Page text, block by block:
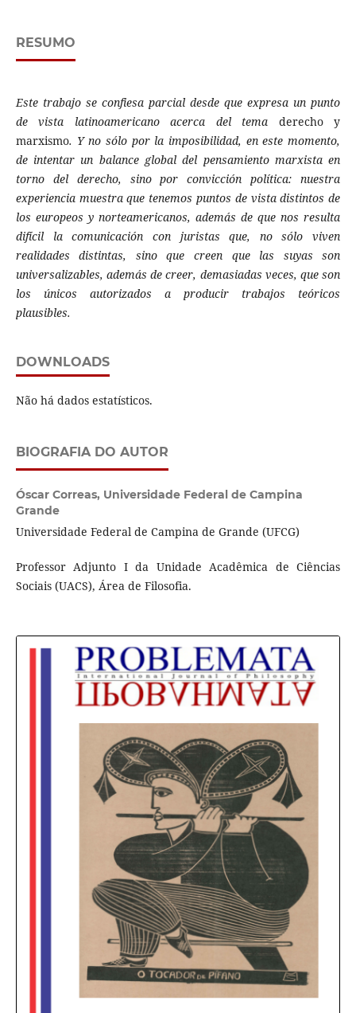
RESUMO
Este trabajo se confiesa parcial desde que expresa un punto
de vista latinoamericano acerca del tema derecho y
marxismo. Y no sólo por la imposibilidad, en este momento,
de intentar un balance global del pensamiento marxista en
torno del derecho, sino por convicción política: nuestra
experiencia muestra que tenemos puntos de vista distintos de
los europeos y norteamericanos, además de que nos resulta
difícil la comunicación con juristas que, no sólo viven
realidades distintas, sino que creen que las suyas son
universalizables, además de creer, demasiadas veces, que son
los únicos autorizados a producir trabajos teóricos
plausibles.
DOWNLOADS
Não há dados estatísticos.
BIOGRAFIA DO AUTOR
Óscar Correas, Universidade Federal de Campina
Grande
Universidade Federal de Campina de Grande (UFCG)
Professor Adjunto I da Unidade Acadêmica de Ciências
Sociais (UACS), Área de Filosofia.